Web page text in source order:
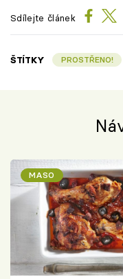
Sdílejte článek
ŠTÍTKY PROSTŘENO!
MASO